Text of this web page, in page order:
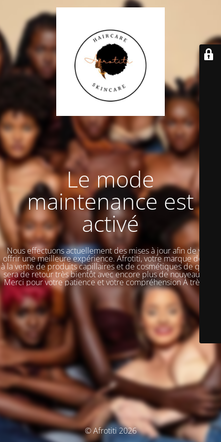
Le mode
maintenance est
activé
Nous effectuons actuellement des mises à jour afin de vous
offrir une meilleure expérience. Afrotiti, votre marque dédiée
à la vente de produits capillaires et de cosmétiques de qualité,
sera de retour très bientôt avec encore plus de nouveautés !!!
Merci pour votre patience et votre compréhension À très vite
© Afrotiti 2026